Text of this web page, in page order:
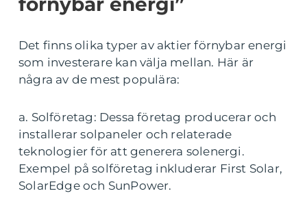
Det finns olika typer av aktier förnybar energi
som investerare kan välja mellan. Här är
några av de mest populära:
a. Solföretag: Dessa företag producerar och
installerar solpaneler och relaterade
teknologier för att generera solenergi.
Exempel på solföretag inkluderar First Solar,
SolarEdge och SunPower.